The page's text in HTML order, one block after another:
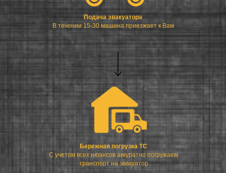
Бережная погрузка ТС
С учетом всех нюансов аккуратно погружаем
транспорт на эвакуатор
Подача эвакуатора
В течении 15-30 машина приезжает к Вам